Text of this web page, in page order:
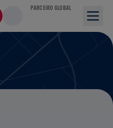
PARCEIRO GLOBAL